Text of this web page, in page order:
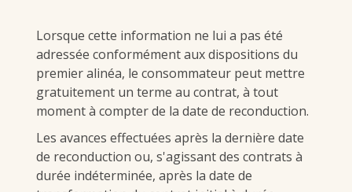
Lorsque cette information ne lui a pas été
adressée conformément aux dispositions du
premier alinéa, le consommateur peut mettre
gratuitement un terme au contrat, à tout
moment à compter de la date de reconduction.
Les avances effectuées après la dernière date
de reconduction ou, s'agissant des contrats à
durée indéterminée, après la date de